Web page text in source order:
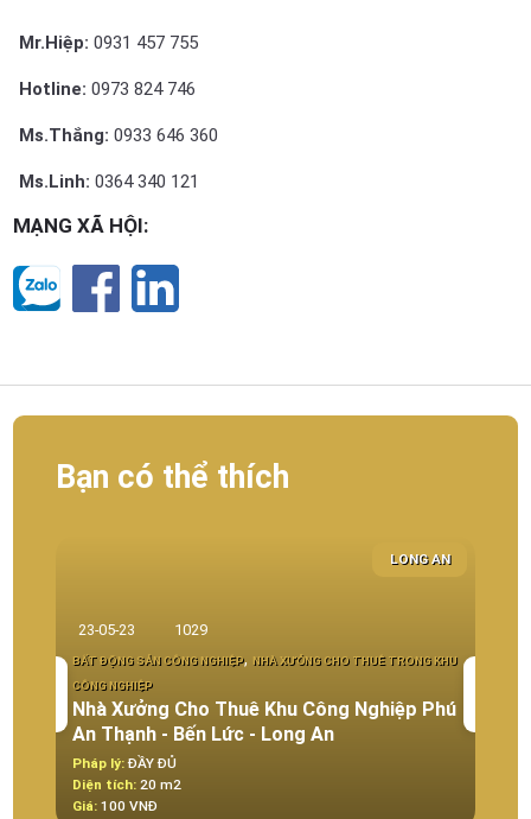
Mr.Hiệp: 0931 457 755
Hotline: 0973 824 746
Ms.Thắng: 0933 646 360
Ms.Linh: 0364 340 121
MẠNG XÃ HỘI:
Bạn có thể thích
LONG AN
23-05-23 1029
BẤT ĐỘNG SẢN CÔNG NGHIỆP, NHÀ XƯỞNG CHO THUÊ TRONG KHU
CÔNG NGHIỆP
Nhà Xưởng Cho Thuê Khu Công Nghiệp Phú
An Thạnh - Bến Lức - Long An
Pháp lý: ĐẦY ĐỦ
Diện tích: 20 m2
Giá: 100 VNĐ